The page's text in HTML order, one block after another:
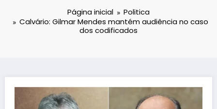
Página inicial
Politica
Calvário: Gilmar Mendes mantém audiência no caso
dos codificados